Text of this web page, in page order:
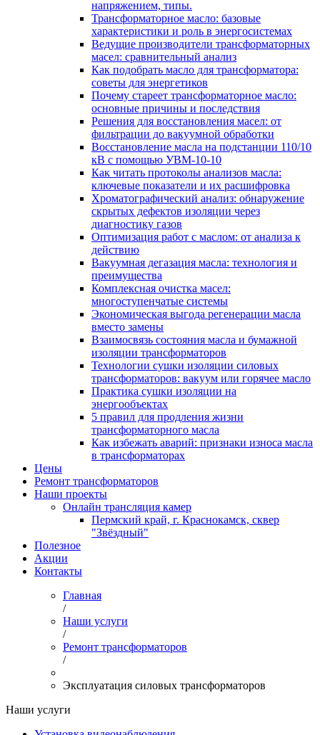
напряжением, типы.
Трансформаторное масло: базовые
характеристики и роль в энергосистемах
Ведущие производители трансформаторных
масел: сравнительный анализ
Как подобрать масло для трансформатора:
советы для энергетиков
Почему стареет трансформаторное масло:
основные причины и последствия
Решения для восстановления масел: от
фильтрации до вакуумной обработки
Восстановление масла на подстанции 110/10
кВ с помощью УВМ-10-10
Как читать протоколы анализов масла:
ключевые показатели и их расшифровка
Хроматографический анализ: обнаружение
скрытых дефектов изоляции через
диагностику газов
Оптимизация работ с маслом: от анализа к
действию
Вакуумная дегазация масла: технология и
преимущества
Комплексная очистка масел:
многоступенчатые системы
Экономическая выгода регенерации масла
вместо замены
Взаимосвязь состояния масла и бумажной
изоляции трансформаторов
Технологии сушки изоляции силовых
трансформаторов: вакуум или горячее масло
Практика сушки изоляции на
энергообъектах
5 правил для продления жизни
трансформаторного масла
Как избежать аварий: признаки износа масла
в трансформаторах
Цены
Ремонт трансформаторов
Наши проекты
Онлайн трансляция камер
Пермский край, г. Краснокамск, сквер
"Звёздный"
Полезное
Акции
Контакты
Главная
/
Наши услуги
/
Ремонт трансформаторов
/
Эксплуатация силовых трансформаторов
Наши услуги